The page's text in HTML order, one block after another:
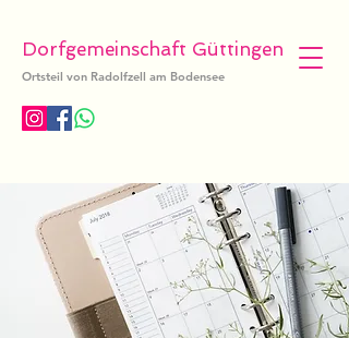
Dorfgemeinschaft Güttingen
Ortsteil von Radolfzell am Bodensee